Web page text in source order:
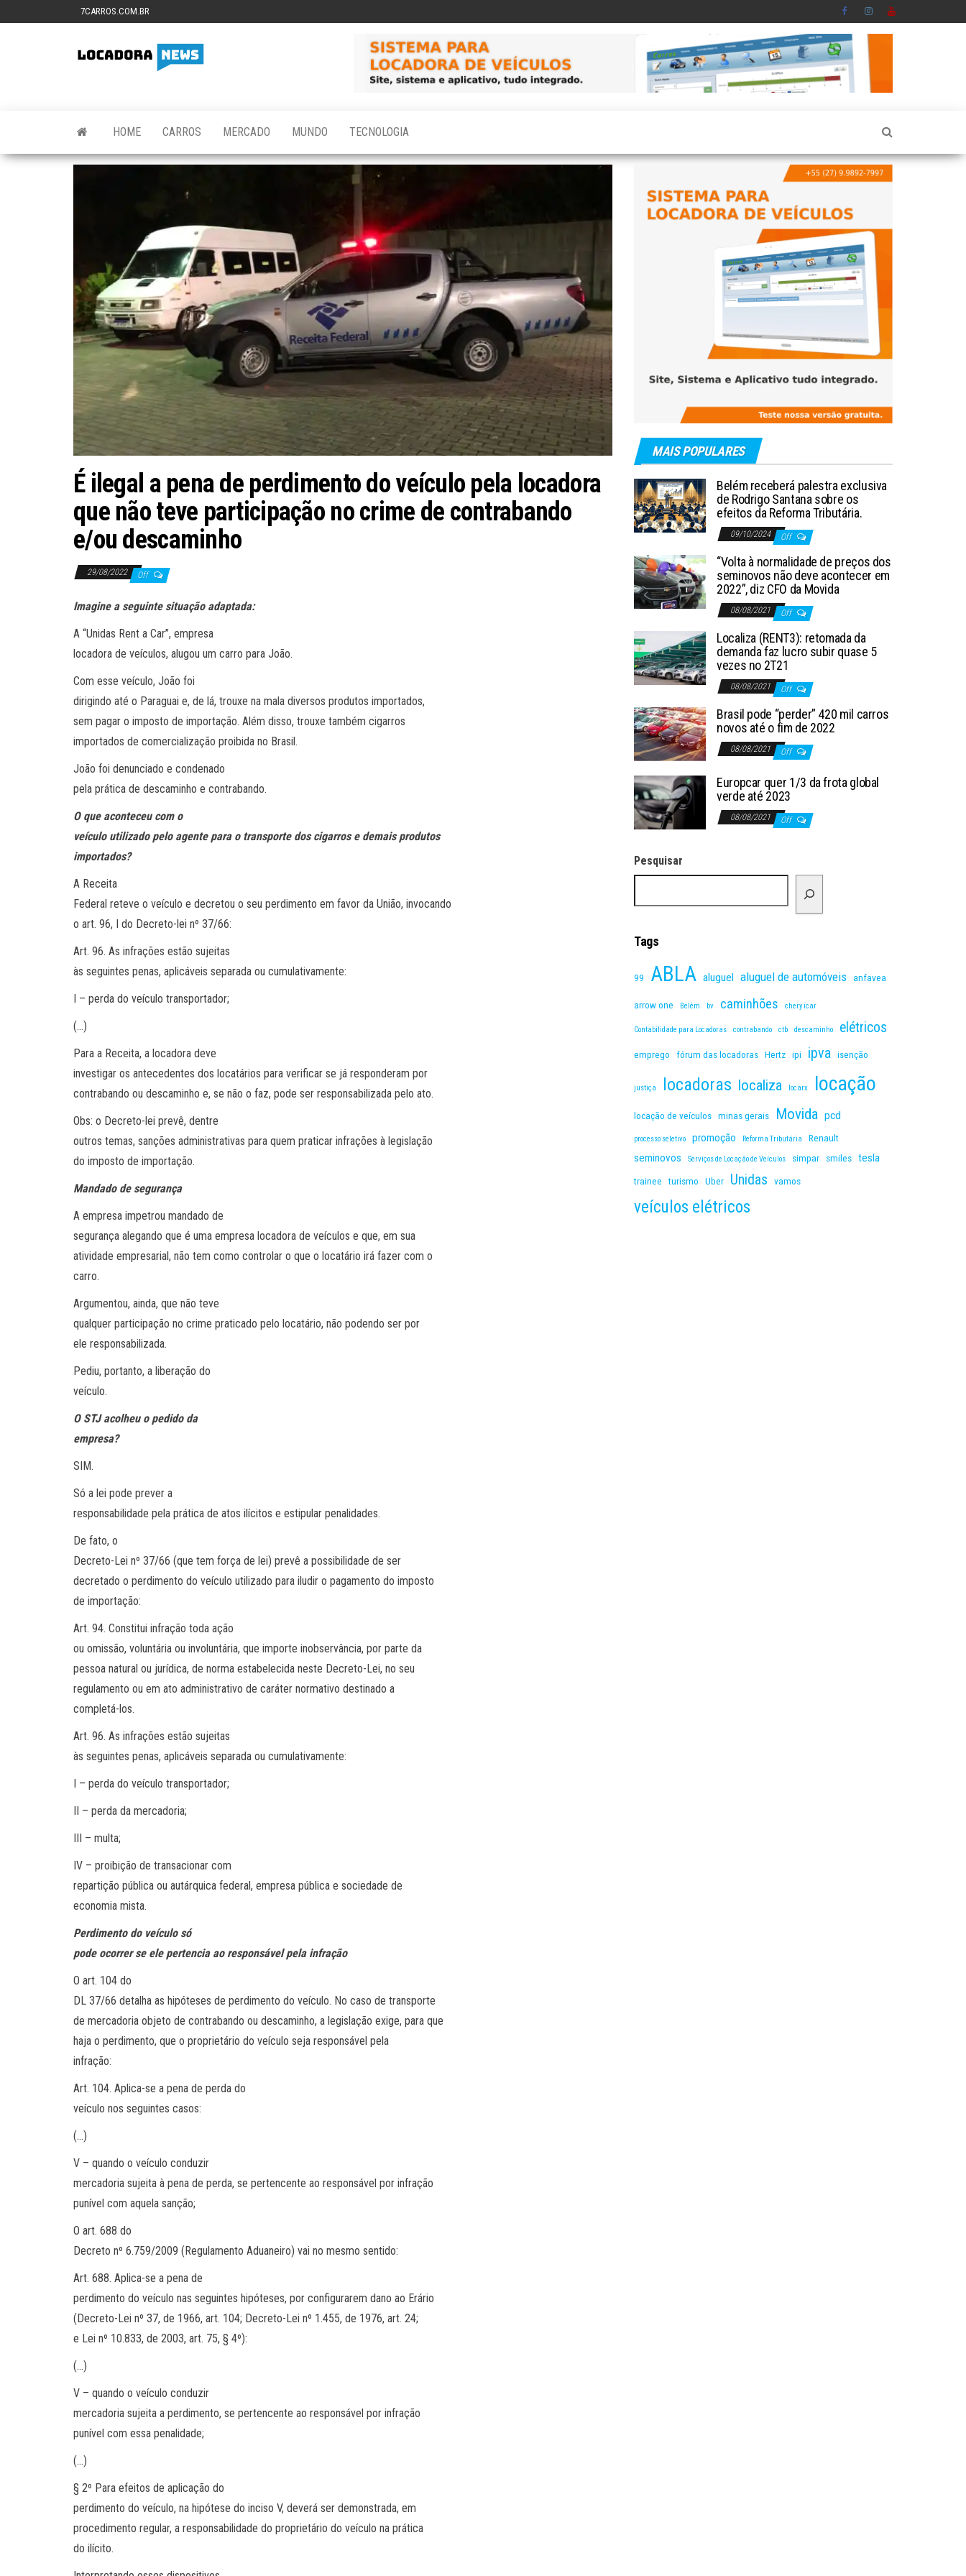
7CARROS.COM.BR
gestão
veicular e
tecnologia
HOME CARROS MERCADO MUNDO TECNOLOGIA
É ilegal a pena de perdimento do veículo pela locadora
que não teve participação no crime de contrabando
e/ou descaminho
29/08/2022 Off
Imagine a seguinte situação adaptada:
A “Unidas Rent a Car”, empresa
locadora de veículos, alugou um carro para João.
Com esse veículo, João foi
dirigindo até o Paraguai e, de lá, trouxe na mala diversos produtos importados,
sem pagar o imposto de importação. Além disso, trouxe também cigarros
importados de comercialização proibida no Brasil.
João foi denunciado e condenado
pela prática de descaminho e contrabando.
O que aconteceu com o
veículo utilizado pelo agente para o transporte dos cigarros e demais produtos
importados?
A Receita
Federal reteve o veículo e decretou o seu perdimento em favor da União, invocando
o art. 96, I do Decreto-lei nº 37/66:
Art. 96. As infrações estão sujeitas
às seguintes penas, aplicáveis separada ou cumulativamente:
I – perda do veículo transportador;
(…)
Para a Receita, a locadora deve
investigar os antecedentes dos locatários para verificar se já responderam por
contrabando ou descaminho e, se não o faz, pode ser responsabilizada pelo ato.
Obs: o Decreto-lei prevê, dentre
outros temas, sanções administrativas para quem praticar infrações à legislação
do imposto de importação.
Mandado de segurança
A empresa impetrou mandado de
segurança alegando que é uma empresa locadora de veículos e que, em sua
atividade empresarial, não tem como controlar o que o locatário irá fazer com o
carro.
Argumentou, ainda, que não teve
qualquer participação no crime praticado pelo locatário, não podendo ser por
ele responsabilizada.
Pediu, portanto, a liberação do
veículo.
O STJ acolheu o pedido da
empresa?
SIM.
Só a lei pode prever a
responsabilidade pela prática de atos ilícitos e estipular penalidades.
De fato, o
Decreto-Lei nº 37/66 (que tem força de lei) prevê a possibilidade de ser
decretado o perdimento do veículo utilizado para iludir o pagamento do imposto
de importação:
Art. 94. Constitui infração toda ação
ou omissão, voluntária ou involuntária, que importe inobservância, por parte da
pessoa natural ou jurídica, de norma estabelecida neste Decreto-Lei, no seu
regulamento ou em ato administrativo de caráter normativo destinado a
completá-los.
Art. 96. As infrações estão sujeitas
às seguintes penas, aplicáveis separada ou cumulativamente:
I – perda do veículo transportador;
II – perda da mercadoria;
III – multa;
IV – proibição de transacionar com
repartição pública ou autárquica federal, empresa pública e sociedade de
economia mista.
Perdimento do veículo só
pode ocorrer se ele pertencia ao responsável pela infração
O art. 104 do
DL 37/66 detalha as hipóteses de perdimento do veículo. No caso de transporte
de mercadoria objeto de contrabando ou descaminho, a legislação exige, para que
haja o perdimento, que o proprietário do veículo seja responsável pela
infração:
Art. 104. Aplica-se a pena de perda do
veículo nos seguintes casos:
(…)
V – quando o veículo conduzir
mercadoria sujeita à pena de perda, se pertencente ao responsável por infração
punível com aquela sanção;
O art. 688 do
Decreto nº 6.759/2009 (Regulamento Aduaneiro) vai no mesmo sentido:
Art. 688. Aplica-se a pena de
perdimento do veículo nas seguintes hipóteses, por configurarem dano ao Erário
(Decreto-Lei nº 37, de 1966, art. 104; Decreto-Lei nº 1.455, de 1976, art. 24;
e Lei nº 10.833, de 2003, art. 75, § 4º):
(…)
V – quando o veículo conduzir
mercadoria sujeita a perdimento, se pertencente ao responsável por infração
punível com essa penalidade;
(…)
§ 2º Para efeitos de aplicação do
perdimento do veículo, na hipótese do inciso V, deverá ser demonstrada, em
procedimento regular, a responsabilidade do proprietário do veículo na prática
do ilícito.
MAIS POPULARES
Belém receberá palestra exclusiva
de Rodrigo Santana sobre os
efeitos da Reforma Tributária.
09/10/2024 Off
“Volta à normalidade de preços dos
seminovos não deve acontecer em
2022”, diz CFO da Movida
08/08/2021 Off
Localiza (RENT3): retomada da
demanda faz lucro subir quase 5
vezes no 2T21
08/08/2021 Off
Brasil pode “perder” 420 mil carros
novos até o fim de 2022
08/08/2021 Off
Europcar quer 1/3 da frota global
verde até 2023
08/08/2021 Off
Pesquisar
Tags
99 ABLA aluguel aluguel de automóveis anfavea
arrow one Belém bv caminhões chery icar
Contabilidade para Locadoras contrabando ctb descaminho elétricos
emprego fórum das locadoras Hertz ipi ipva isenção
justiça locadoras localiza locarx locação
locação de veículos minas gerais Movida pcd
processo seletivo promoção Reforma Tributária Renault
seminovos Serviços de Locação de Veículos simpar smiles tesla
trainee turismo Uber Unidas vamos
veículos elétricos